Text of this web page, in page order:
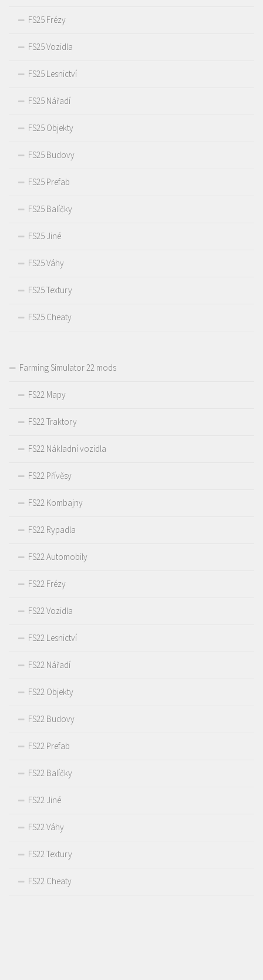
FS25 Frézy
FS25 Vozidla
FS25 Lesnictví
FS25 Nářadí
FS25 Objekty
FS25 Budovy
FS25 Prefab
FS25 Balíčky
FS25 Jiné
FS25 Váhy
FS25 Textury
FS25 Cheaty
Farming Simulator 22 mods
FS22 Mapy
FS22 Traktory
FS22 Nákladní vozidla
FS22 Přívěsy
FS22 Kombajny
FS22 Rypadla
FS22 Automobily
FS22 Frézy
FS22 Vozidla
FS22 Lesnictví
FS22 Nářadí
FS22 Objekty
FS22 Budovy
FS22 Prefab
FS22 Balíčky
FS22 Jiné
FS22 Váhy
FS22 Textury
FS22 Cheaty